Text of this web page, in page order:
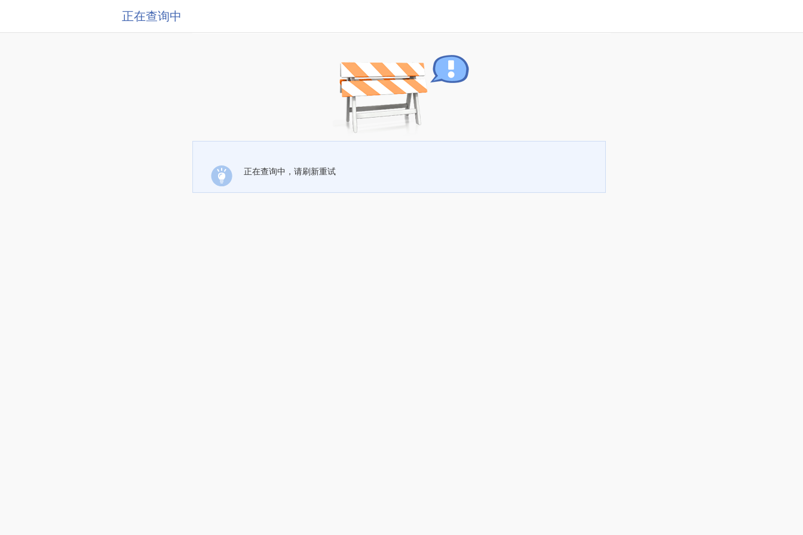
正在查询中
正在查询中，请刷新重试